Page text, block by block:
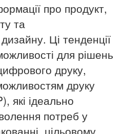
про продукт,
та
Ці тенденції
для рішень
друку,
друку
які ідеально
потреб у
цільовому